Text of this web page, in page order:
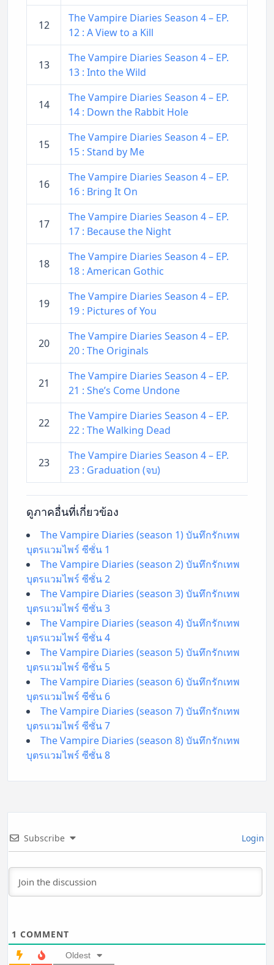
12
The Vampire Diaries Season 4 – EP.
12 : A View to a Kill
13
The Vampire Diaries Season 4 – EP.
13 : Into the Wild
14
The Vampire Diaries Season 4 – EP.
14 : Down the Rabbit Hole
15
The Vampire Diaries Season 4 – EP.
15 : Stand by Me
16
The Vampire Diaries Season 4 – EP.
16 : Bring It On
17
The Vampire Diaries Season 4 – EP.
17 : Because the Night
18
The Vampire Diaries Season 4 – EP.
18 : American Gothic
19
The Vampire Diaries Season 4 – EP.
19 : Pictures of You
20
The Vampire Diaries Season 4 – EP.
20 : The Originals
21
The Vampire Diaries Season 4 – EP.
21 : She’s Come Undone
22
The Vampire Diaries Season 4 – EP.
22 : The Walking Dead
23
The Vampire Diaries Season 4 – EP.
23 : Graduation (จบ)
ดูภาคอื่นที่เกี่ยวข้อง
The Vampire Diaries (season 1) บันทึกรักเทพ
บุตรแวมไพร์ ซีซั่น 1
The Vampire Diaries (season 2) บันทึกรักเทพ
บุตรแวมไพร์ ซีซั่น 2
The Vampire Diaries (season 3) บันทึกรักเทพ
บุตรแวมไพร์ ซีซั่น 3
The Vampire Diaries (season 4) บันทึกรักเทพ
บุตรแวมไพร์ ซีซั่น 4
The Vampire Diaries (season 5) บันทึกรักเทพ
บุตรแวมไพร์ ซีซั่น 5
The Vampire Diaries (season 6) บันทึกรักเทพ
บุตรแวมไพร์ ซีซั่น 6
The Vampire Diaries (season 7) บันทึกรักเทพ
บุตรแวมไพร์ ซีซั่น 7
The Vampire Diaries (season 8) บันทึกรักเทพ
บุตรแวมไพร์ ซีซั่น 8
Subscribe Login
1 COMMENT
Oldest